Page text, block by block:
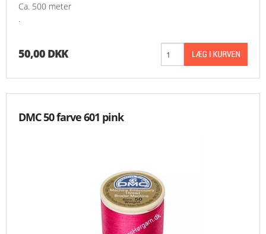
Ca. 500 meter
.
50,00 DKK
DMC 50 farve 601 pink